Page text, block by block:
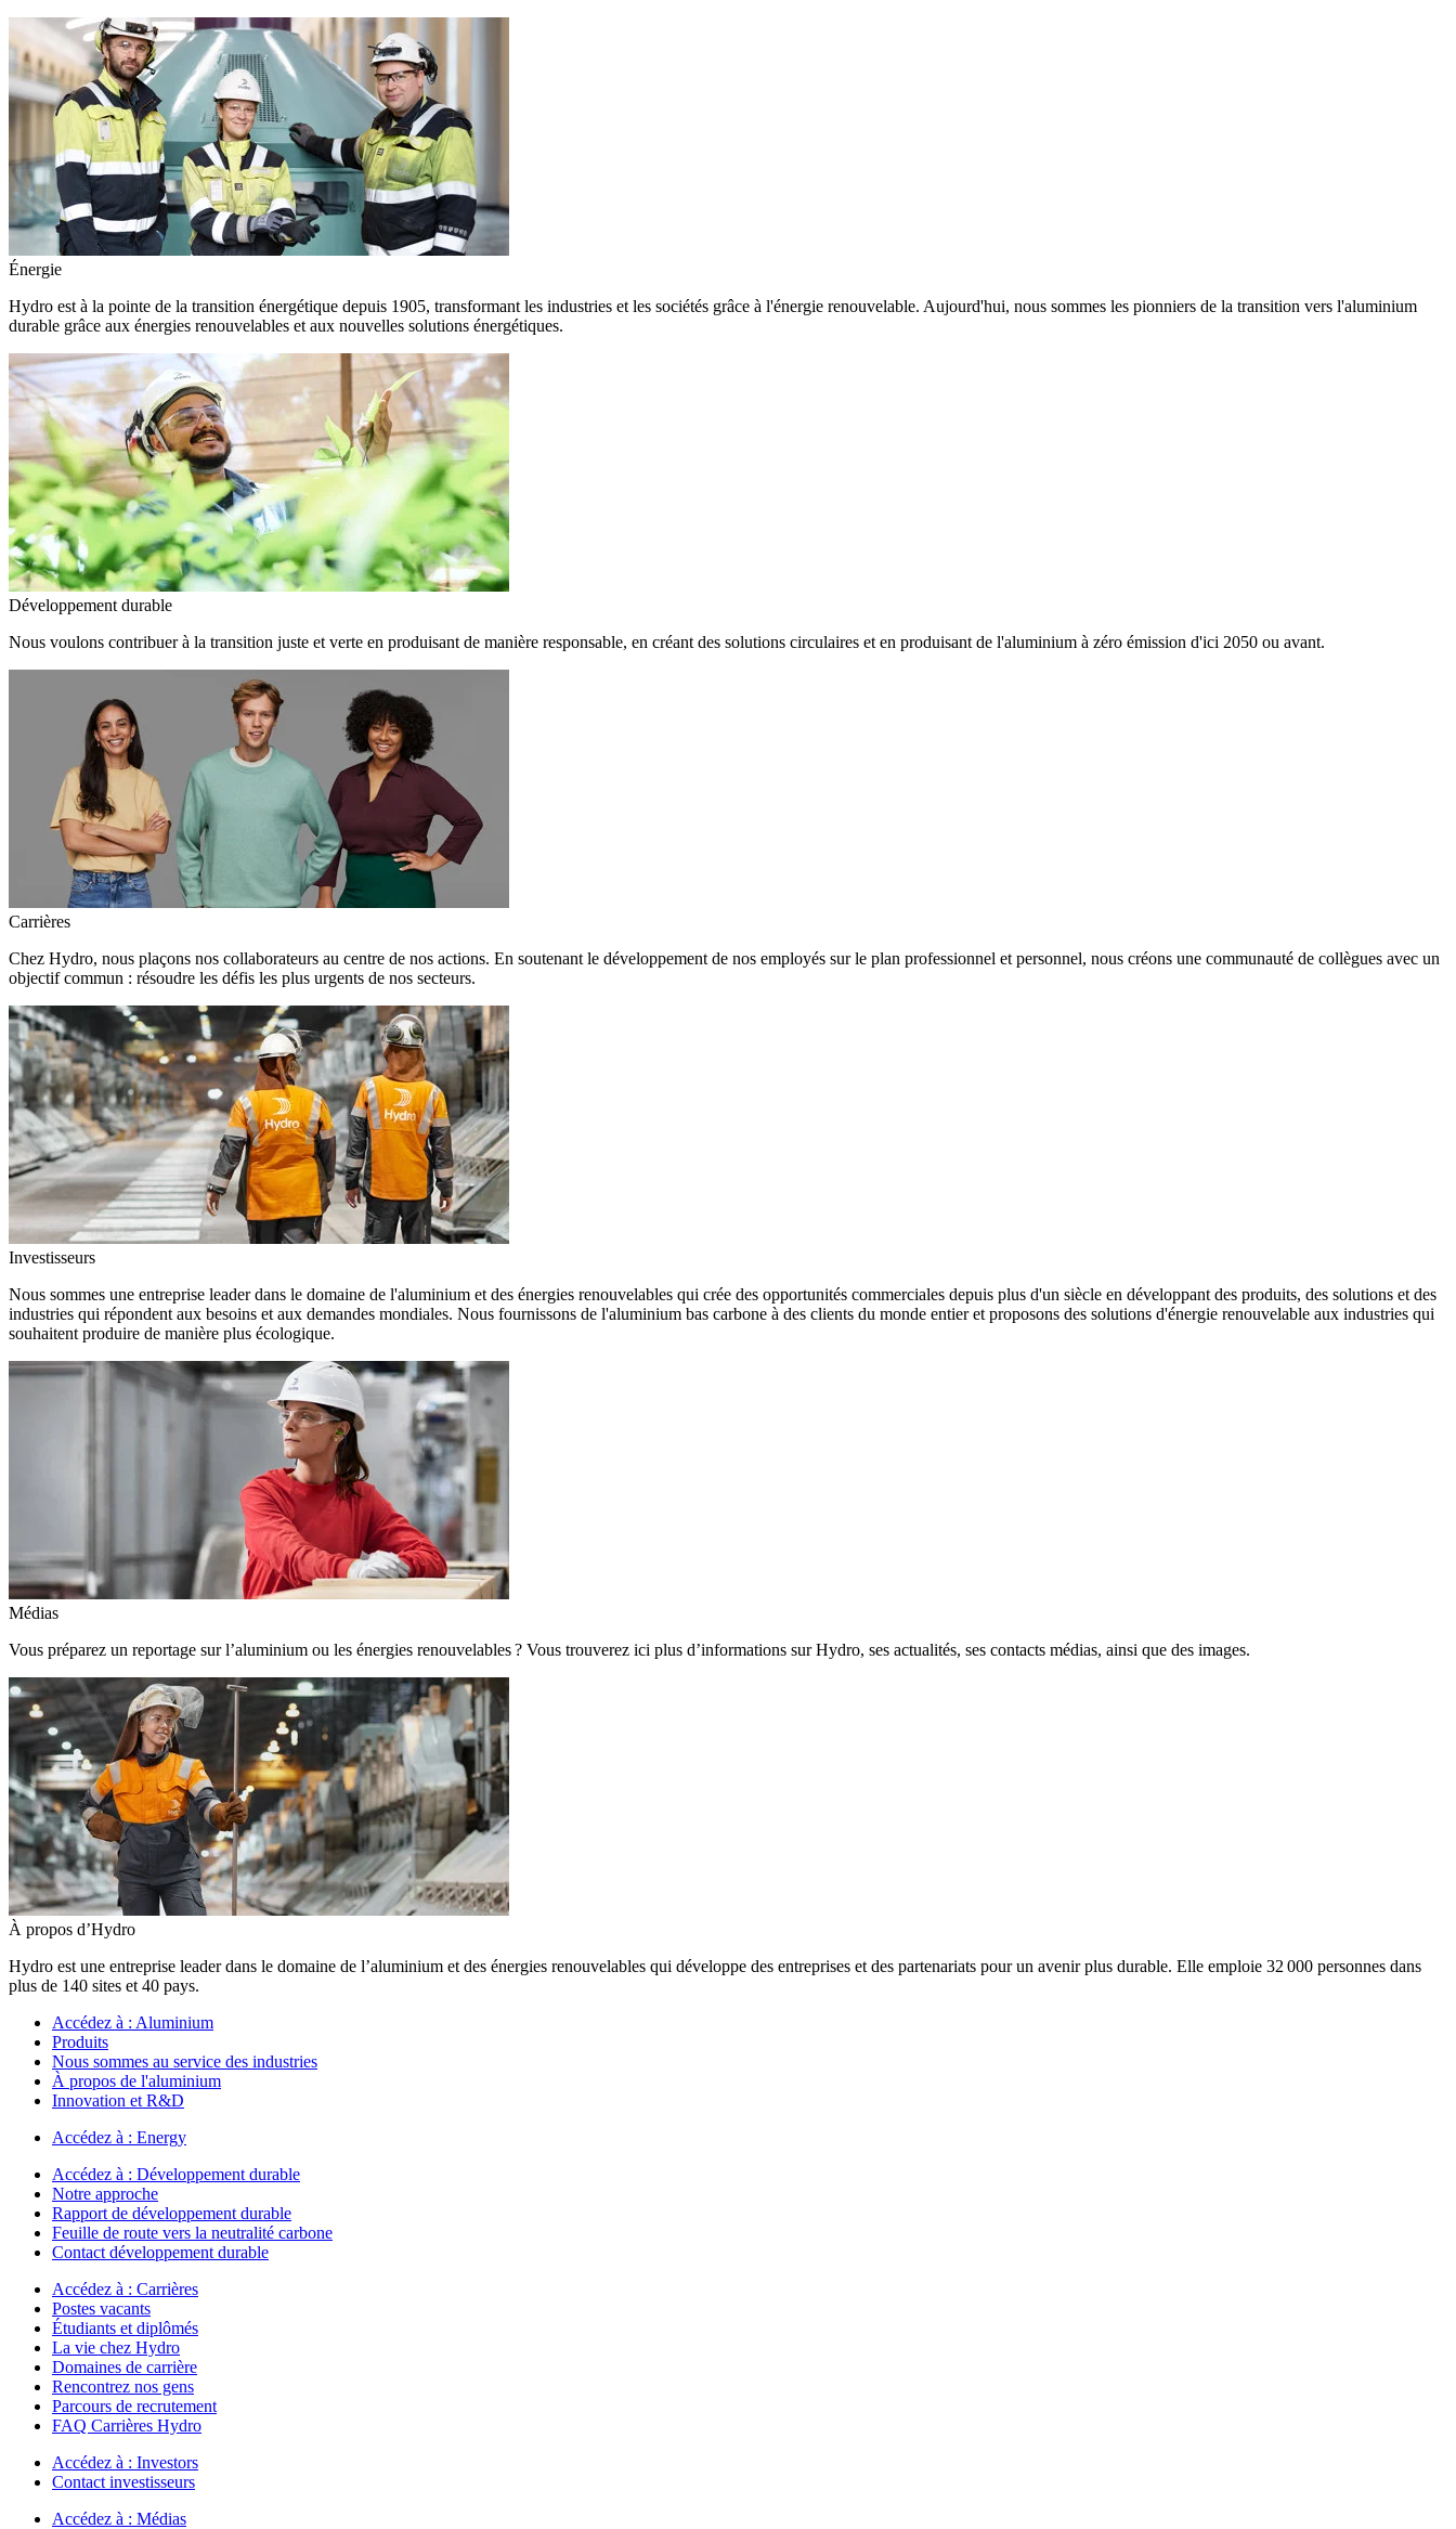
Énergie
Hydro est à la pointe de la transition énergétique depuis 1905, transformant les industries et les sociétés grâce à l'énergie renouvelable. Aujourd'hui, nous sommes les pionniers de la transition vers l'aluminium
durable grâce aux énergies renouvelables et aux nouvelles solutions énergétiques.
Développement durable
Nous voulons contribuer à la transition juste et verte en produisant de manière responsable, en créant des solutions circulaires et en produisant de l'aluminium à zéro émission d'ici 2050 ou avant.
Carrières
Chez Hydro, nous plaçons nos collaborateurs au centre de nos actions. En soutenant le développement de nos employés sur le plan professionnel et personnel, nous créons une communauté de collègues avec un
objectif commun : résoudre les défis les plus urgents de nos secteurs.
Investisseurs
Nous sommes une entreprise leader dans le domaine de l'aluminium et des énergies renouvelables qui crée des opportunités commerciales depuis plus d'un siècle en développant des produits, des solutions et des
industries qui répondent aux besoins et aux demandes mondiales. Nous fournissons de l'aluminium bas carbone à des clients du monde entier et proposons des solutions d'énergie renouvelable aux industries qui
souhaitent produire de manière plus écologique.
Médias
Vous préparez un reportage sur l’aluminium ou les énergies renouvelables ? Vous trouverez ici plus d’informations sur Hydro, ses actualités, ses contacts médias, ainsi que des images.
À propos d’Hydro
Hydro est une entreprise leader dans le domaine de l’aluminium et des énergies renouvelables qui développe des entreprises et des partenariats pour un avenir plus durable. Elle emploie 32 000 personnes dans
plus de 140 sites et 40 pays.
Accédez à : Aluminium
Produits
Nous sommes au service des industries
À propos de l'aluminium
Innovation et R&D
Accédez à : Energy
Accédez à : Développement durable
Notre approche
Rapport de développement durable
Feuille de route vers la neutralité carbone
Contact développement durable
Accédez à : Carrières
Postes vacants
Étudiants et diplômés
La vie chez Hydro
Domaines de carrière
Rencontrez nos gens
Parcours de recrutement
FAQ Carrières Hydro
Accédez à : Investors
Contact investisseurs
Accédez à : Médias